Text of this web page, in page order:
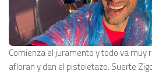
Comienza el juramento y todo va muy
afloran y dan el pistoletazo. Suerte